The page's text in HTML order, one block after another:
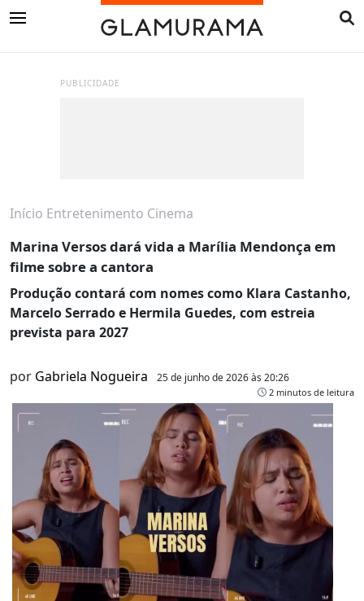
PUBLICIDADE
Início Entretenimento Cinema
Marina Versos dará vida a Marília Mendonça em
filme sobre a cantora
Produção contará com nomes como Klara Castanho,
Marcelo Serrado e Hermila Guedes, com estreia
prevista para 2027
por Gabriela Nogueira 25 de junho de 2026 às 20:26
2 minutos de leitura